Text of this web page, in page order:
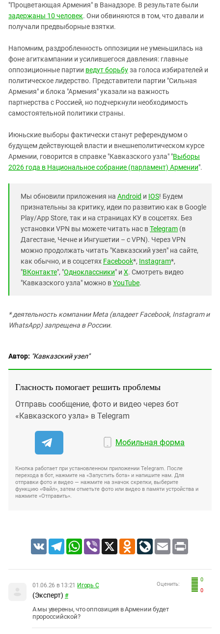
"Процветающая Армения" в Ванадзоре. В результате были
задержаны 10 человек. Они обвиняются в том, что давали и
получали предвыборные взятки.
Напомним, раздробленность оппозиции не уменьшилась на
фоне агиткампании и усилившегося давления: главные
оппозиционные партии ведут борьбуза голоса избирателей и
политическое лидерство. Представители партии "Сильная
Армения" и блока "Армения" указали на важность
партнерства с Россией, но подчеркнули необходимость
самостоятельной политики страны.
Июньские выборы фактически станут референдумом о
будущем действующей власти и внешнеполитическом курсе
Армении, говорится в справке "Кавказского узла" "Выборы
2026 года в Национальное собрание (парламент) Армении".
Мы обновили приложения на Android и IOS! Будем
признательны за критику, идеи по развитию как в Google
Play/App Store, так и на страницах КУ в соцсетях. Без
установки VPN вы можете читать нас вTelegram (в
Дагестане, Чечне и Ингушетии – с VPN). Через VPN
можно продолжать читать "Кавказский узел" на сайте,
как обычно, и в соцсетях Facebook*, Instagram*,
"ВКонтакте", "Одноклассники" и X. Смотреть видео
"Кавказского узла" можно вYouTube.
* деятельность компании Meta (владеет Facebook, Instagram и
WhatsApp) запрещена в России.
Автор: "Кавказский узел"
Гласность помогает решить проблемы
Отправь сообщение, фото и видео через бот
«Кавказского узла» в Telegram
Мобильная форма
Кнопка работает при установленном приложении Telegram. После
перехода в бот, нажмите на «Запустить бота» и напишите нам. Для
отправки фото и видео — нажмите на значок скрепки, выберите
функцию «Файл», затем отметьте фото или видео в памяти устройства и
нажмите «Отправить».
VK TelegramWhatsApp
Viber X Odnoklassniki
LiveJournal
Email Print
0
0
Оценить:
01.06.26 в 13:21 Игорь С
(Эксперт) #
А мы уверены, что оппозиция в Армении будет
пророссийской?